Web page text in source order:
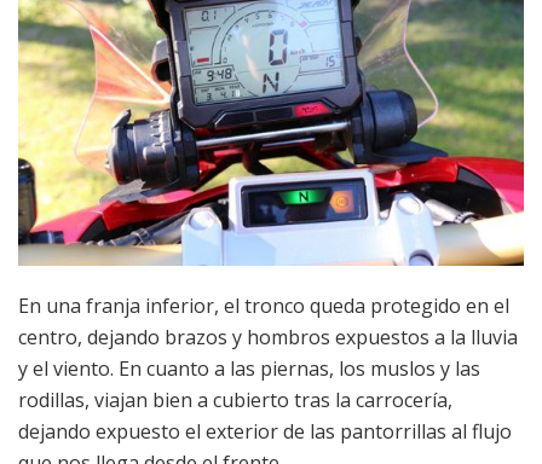
En una franja inferior, el tronco queda protegido en el
centro, dejando brazos y hombros expuestos a la lluvia
y el viento. En cuanto a las piernas, los muslos y las
rodillas, viajan bien a cubierto tras la carrocería,
dejando expuesto el exterior de las pantorrillas al flujo